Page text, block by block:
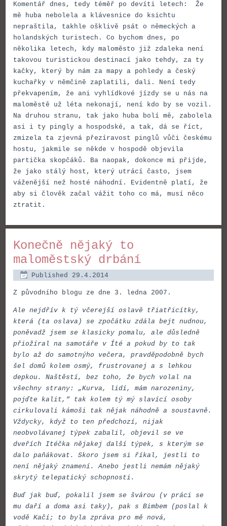
Komentář dnes, tedy téměř po devíti letech: Že
mě huba nebolela a klávesnice do ksichtu
nepraštila, takhle ošklivě psát o německých a
holandských turistech. Co bychom dnes, po
několika letech, kdy maloměsto již zdaleka není
takovou turistickou destinací jako tehdy, za ty
kačky, který by nám za mapy a pohledy a český
kuchařky v němčině zaplatili, dali. Není tedy
překvapením, že ani vyhlídkové jízdy se u nás na
maloměstě už léta nekonají, není kdo by se vozil.
Na druhou stranu, tak jako huba bolí mě, zabolela
asi i ty pingly a hospodské, a tak, dá se říct,
zmizela ta zjevná přezíravost pinglů vůči českému
hostu, jakmile se někde v hospodě objevila
partička skopčáků. Ba naopak, dokonce mi přijde,
že jako stálý host, který utrácí často, jsem
váženější než hosté náhodní. Evidentně platí, že
aby si člověk začal vážit toho co má, musí něco
ztratit.
Konečně nějaký to
maloměstský drbání
Published 29.4.2014
Z původního blogu ze dne 3. ledna 2007.
Ale nejdřív k tý včerejší oslavě třiatřicítky,
která (ta oslava) se zpočátku zdála bejt nudnou,
poněvadž jsem se klasicky pomalu, ale důsledně
přiožíral na samotáře v Íté a pokud by to tak
bylo až do samotnýho večera, pravděpodobně bych
šel domů kolem osmý, frustrovanej a s lehkou
depkou. Naštěstí, bez toho, že bych volal na
všechny strany: „Kurva, lidí, mám narozeniny,
pojďte kalit,“ tak kolem tý mý slavící osoby
cirkulovali kámoši tak nějak náhodně a soustavně.
Vždycky, když to ten předchozí, nijak
neobvolávanej týpek zabalil, objevil se ve
dveřích Itéčka nějakej další týpek, s kterým se
dalo paňákovat. Skoro jsem si říkal, jestli to
není nějaký znamení. Anebo jestli nemám nějaký
skrytý telepatický schopnosti.
Buď jak buď, pokalil jsem se švárou (v práci se
mu daří a doma asi taky), pak s Bimbem (poslal k
vodě Kačí; to byla zpráva pro mě nová,